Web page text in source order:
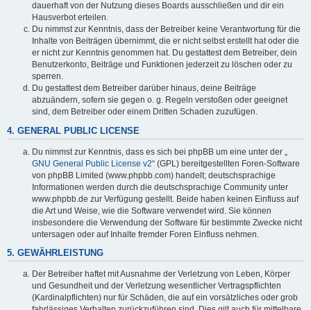
dauerhaft von der Nutzung dieses Boards ausschließen und dir ein
Hausverbot erteilen.
Du nimmst zur Kenntnis, dass der Betreiber keine Verantwortung für die
Inhalte von Beiträgen übernimmt, die er nicht selbst erstellt hat oder die
er nicht zur Kenntnis genommen hat. Du gestattest dem Betreiber, dein
Benutzerkonto, Beiträge und Funktionen jederzeit zu löschen oder zu
sperren.
Du gestattest dem Betreiber darüber hinaus, deine Beiträge
abzuändern, sofern sie gegen o. g. Regeln verstoßen oder geeignet
sind, dem Betreiber oder einem Dritten Schaden zuzufügen.
4. GENERAL PUBLIC LICENSE
Du nimmst zur Kenntnis, dass es sich bei phpBB um eine unter der „
GNU General Public License v2“ (GPL) bereitgestellten Foren-Software
von phpBB Limited (www.phpbb.com) handelt; deutschsprachige
Informationen werden durch die deutschsprachige Community unter
www.phpbb.de zur Verfügung gestellt. Beide haben keinen Einfluss auf
die Art und Weise, wie die Software verwendet wird. Sie können
insbesondere die Verwendung der Software für bestimmte Zwecke nicht
untersagen oder auf Inhalte fremder Foren Einfluss nehmen.
5. GEWÄHRLEISTUNG
Der Betreiber haftet mit Ausnahme der Verletzung von Leben, Körper
und Gesundheit und der Verletzung wesentlicher Vertragspflichten
(Kardinalpflichten) nur für Schäden, die auf ein vorsätzliches oder grob